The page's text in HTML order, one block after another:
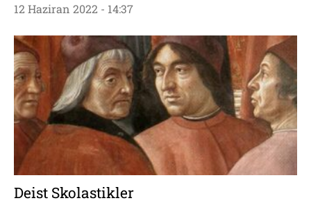
12 Haziran 2022 - 14:37
Deist Skolastikler